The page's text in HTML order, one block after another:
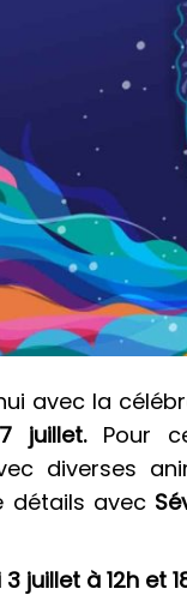
avec la
juillet.Pour
diverses
détails avec
à 12h et